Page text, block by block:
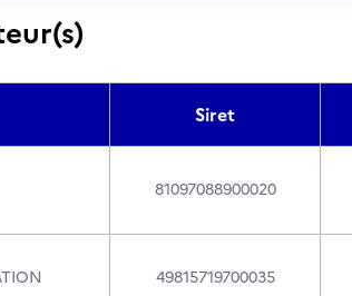
Siret
81097088900020
49815719700035